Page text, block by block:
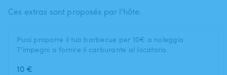
Ces extras sont proposés par l'hôte.
Puoi proporre il tuo barbecue per 10€ a noleggio.
T’impegni a fornire il carburante al locatario.
10 €